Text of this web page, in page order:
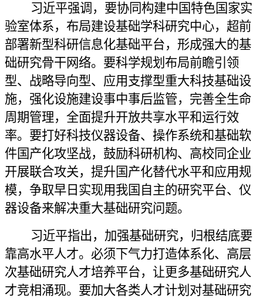
习近平强调，要协同构建中国特色国家实
验室体系，布局建设基础学科研究中心，超前
部署新型科研信息化基础平台，形成强大的基
础研究骨干网络。要科学规划布局前瞻引领
型、战略导向型、应用支撑型重大科技基础设
施，强化设施建设事中事后监管，完善全生命
周期管理，全面提升开放共享水平和运行效
率。要打好科技仪器设备、操作系统和基础软
件国产化攻坚战，鼓励科研机构、高校同企业
开展联合攻关，提升国产化替代水平和应用规
模，争取早日实现用我国自主的研究平台、仪
器设备来解决重大基础研究问题。
习近平指出，加强基础研究，归根结底要
靠高水平人才。必须下气力打造体系化、高层
次基础研究人才培养平台，让更多基础研究人
才竞相涌现。要加大各类人才计划对基础研究